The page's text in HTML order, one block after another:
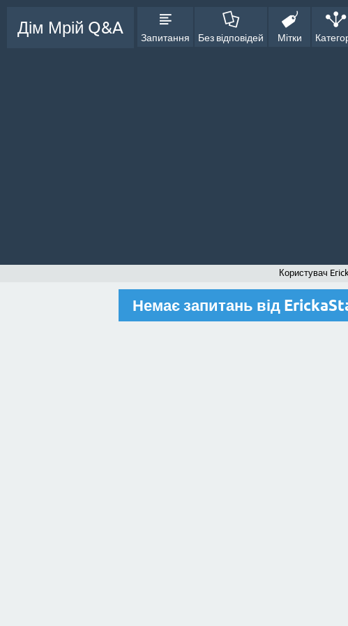
Дім Мрій Q&A
Запитання Без відповідей Мітки
Користувач
Немає запитань від